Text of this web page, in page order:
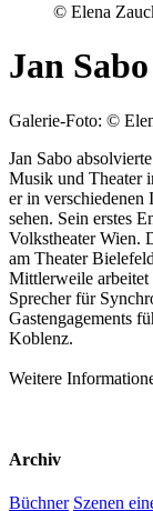
© Elena
Jan Sabo
Galerie-Foto: ©
Jan Sabo
Musik und Theater
er in verschiedenen
sehen. Sein erstes
Volkstheater Wien.
am Theater
Mittlerweile arbeitet
Sprecher für
Gastengagements
Koblenz.
Weitere
Archiv
Büchner Szenen